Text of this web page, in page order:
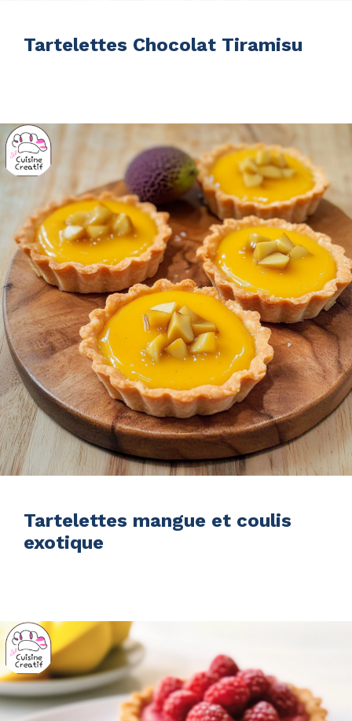
Tartelettes Chocolat Tiramisu
Tartelettes mangue et coulis
exotique